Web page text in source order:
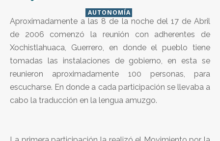
AUTONOMÍA
Aproximadamente a las 8 de la noche del 17 de Abril
de 2006 comenzó la reunión con adherentes de
Xochistlahuaca, Guerrero, en donde el pueblo tiene
tomadas las instalaciones de gobierno, en esta se
reunieron aproximadamente 100 personas, para
escucharse. En donde a cada participación se llevaba a
cabo la traducción en la lengua amuzgo.